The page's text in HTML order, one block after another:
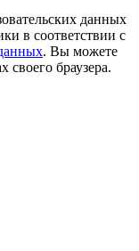
данных
в соответствии с
. Вы можете
своего браузера.